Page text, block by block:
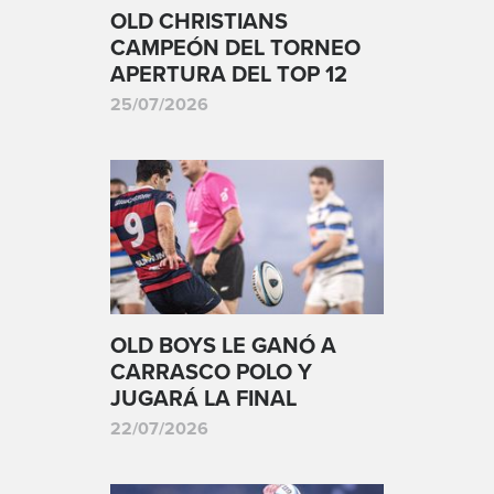
OLD CHRISTIANS
CAMPEÓN DEL TORNEO
APERTURA DEL TOP 12
25/07/2026
OLD BOYS LE GANÓ A
CARRASCO POLO Y
JUGARÁ LA FINAL
22/07/2026